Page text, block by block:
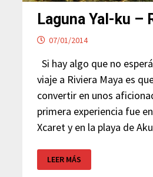
Laguna Yal-ku –
07/01/2014
Si hay algo que no
viaje a Riviera Maya es
convertir en unos
primera experiencia fue
Xcaret y en la playa de
LAGUNA
YAL-
KU
LEER MÁS